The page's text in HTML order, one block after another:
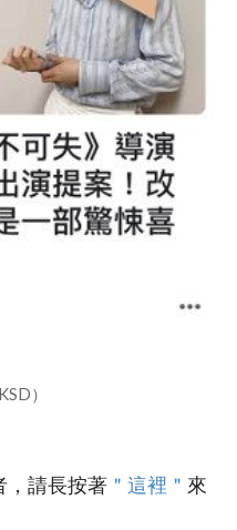
）
，請長按著 ＂這裡＂ 來